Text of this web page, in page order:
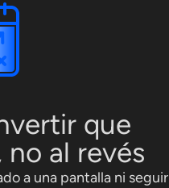
que
al revés
a una pantalla ni seguir